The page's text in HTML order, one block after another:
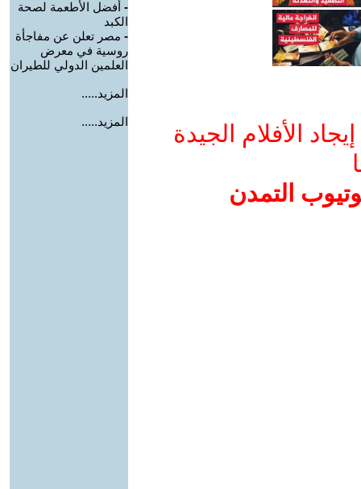
الأفلام الجيدة
التمدن
- أفضل الأطعمة لصحة
الكبد
- مصر تعلن عن مفاجأة
روسية في معرض
العلمين الدولي للطيران
المزيد.....
المزيد.....